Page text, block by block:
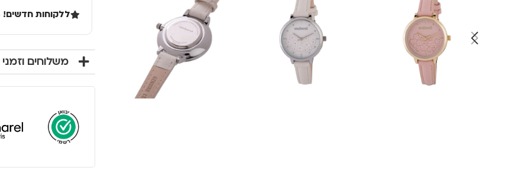
ללקוחות חדשים! 10% הנחה בקנייה ראשונה מעל 100 שקל באתר.
משלוחים